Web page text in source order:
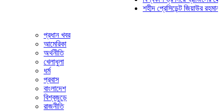
শহীদ প্রেসিডেন্ট জিয়াউর রহমান
প্রধান খবর
আমেরিকা
অর্থনীতি
খেলাধুলা
ধর্ম
প্রবাস
বাংলাদেশ
বিশ্বজুড়ে
রাজনীতি